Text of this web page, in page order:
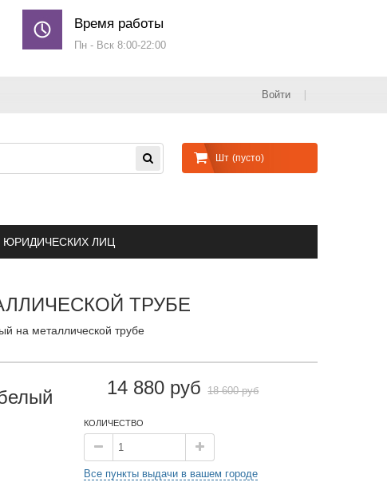
Время работы
Пн - Вск 8:00-22:00
Войти
Шт (пусто)
ЮРИДИЧЕСКИХ ЛИЦ
ТРУБЕ
на металлической трубе
14 880 руб 18 600 руб
КОЛИЧЕСТВО
Все пункты выдачи в вашем городе